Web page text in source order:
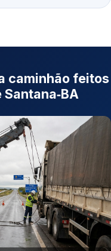
caminhão feitos